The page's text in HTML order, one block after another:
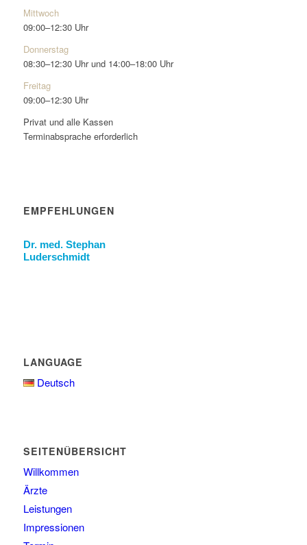
Mittwoch
09:00–12:30 Uhr
Donnerstag
08:30–12:30 Uhr und 14:00–18:00 Uhr
Freitag
09:00–12:30 Uhr
Privat und alle Kassen
Terminabsprache erforderlich
EMPFEHLUNGEN
Dr. med. Stephan
Luderschmidt
LANGUAGE
Deutsch
SEITENÜBERSICHT
Willkommen
Ärzte
Leistungen
Impressionen